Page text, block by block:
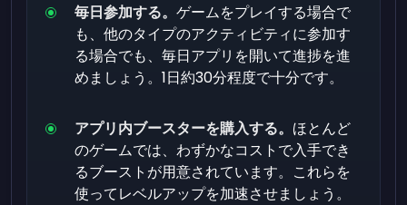
毎日参加する。ゲームをプレイする場合で
も、他のタイプのアクティビティに参加す
る場合でも、毎日アプリを開いて進捗を進
めましょう。1日約30分程度で十分です。
アプリ内ブースターを購入する。 ほとんど
のゲームでは、わずかなコストで入手でき
るブーストが用意されています。これらを
使ってレベルアップを加速させましょう。